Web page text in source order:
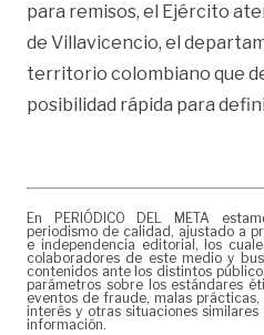
para remisos, el Ejército
de Villavicencio, el
territorio colombiano que
posibilidad rápida para
En PERIÓDICO DEL META
periodismo de calidad, ajustado a
e independencia editorial, los
colaboradores de este medio y
contenidos ante los distintos
parámetros sobre los estándares
eventos de fraude, malas
interés y otras situaciones
información.